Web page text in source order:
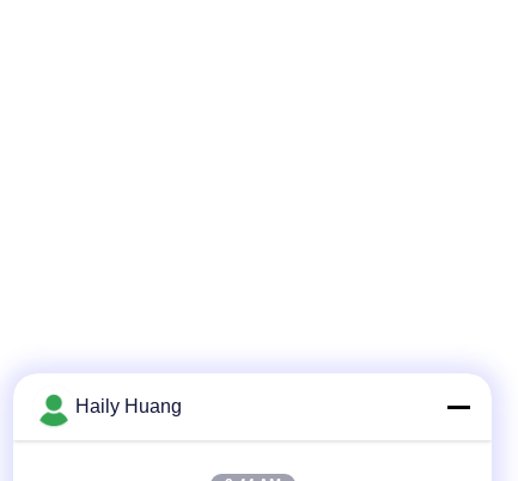
Haily Huang